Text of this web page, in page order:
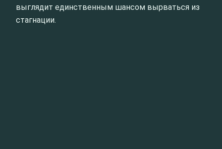
выглядит единственным шансом вырваться из
стагнации.